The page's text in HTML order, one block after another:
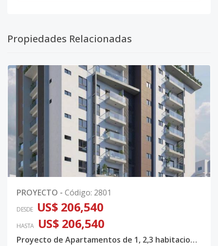
Propiedades Relacionadas
PROYECTO - Código: 2801
DESDE US$ 206,540
HASTA US$ 206,540
Proyecto de Apartamentos de 1, 2,3 habitaciones en Evaristo Morales